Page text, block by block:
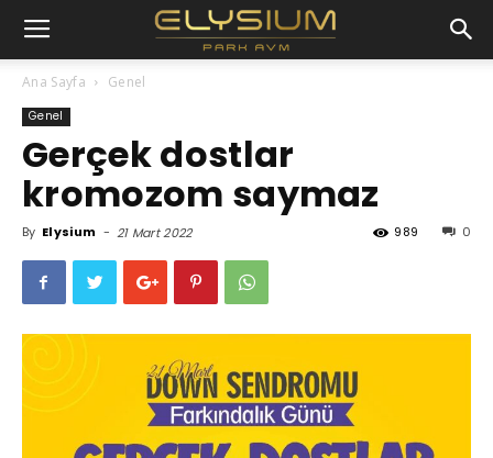
Ana Sayfa Genel
Genel
Gerçek dostlar
kromozom saymaz
By Elysium - 21 Mart 2022 0
989